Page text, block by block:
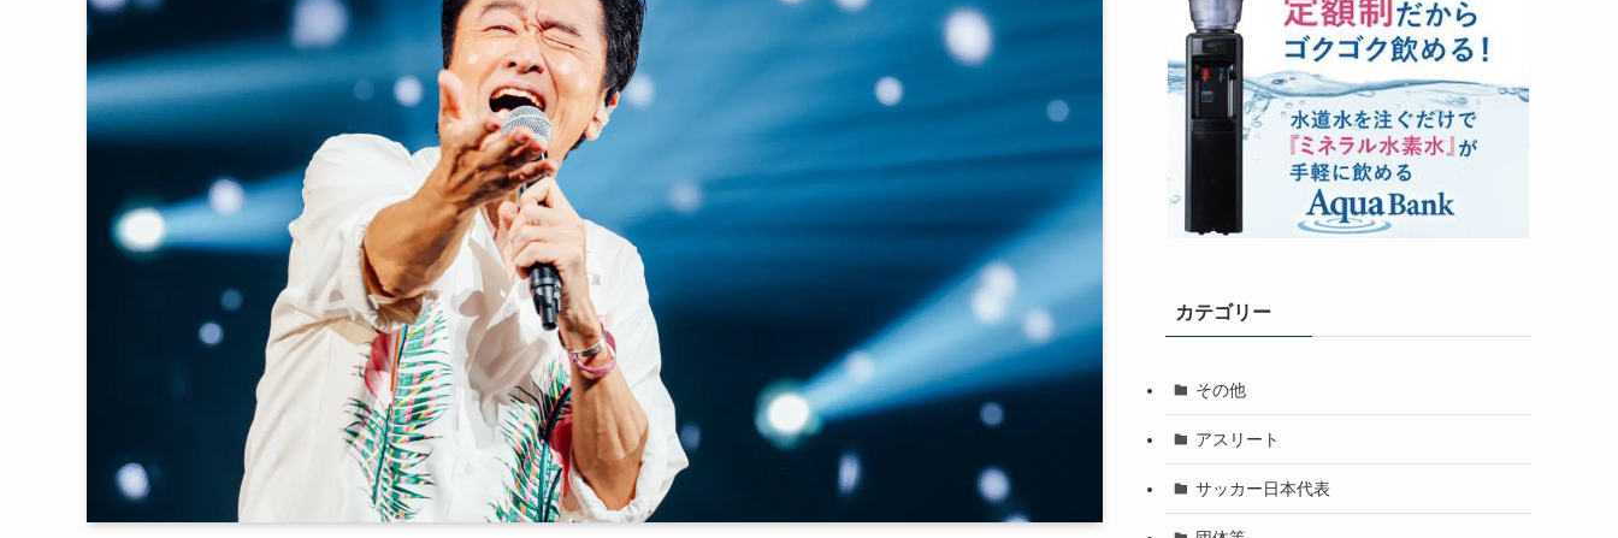
カテゴリー
その他
アスリート
サッカー日本代表